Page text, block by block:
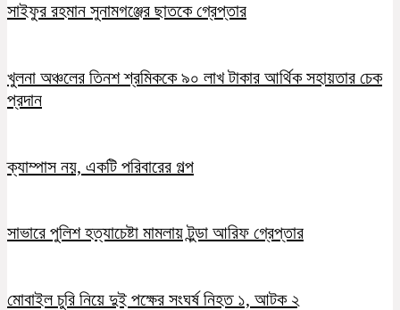
সাইফুর রহমান সুনামগঞ্জের ছাতকে গ্রেপ্তার
খুলনা অঞ্চলের তিনশ শ্রমিককে ৯০ লাখ টাকার আর্থিক সহায়তার চেক
প্রদান
ক্যাম্পাস নয়, একটি পরিবারের গল্প
সাভারে পুলিশ হত্যাচেষ্টা মামলায় টুন্ডা আরিফ গ্রেপ্তার
মোবাইল চুরি নিয়ে দুই পক্ষের সংঘর্ষ নিহত ১, আটক ২